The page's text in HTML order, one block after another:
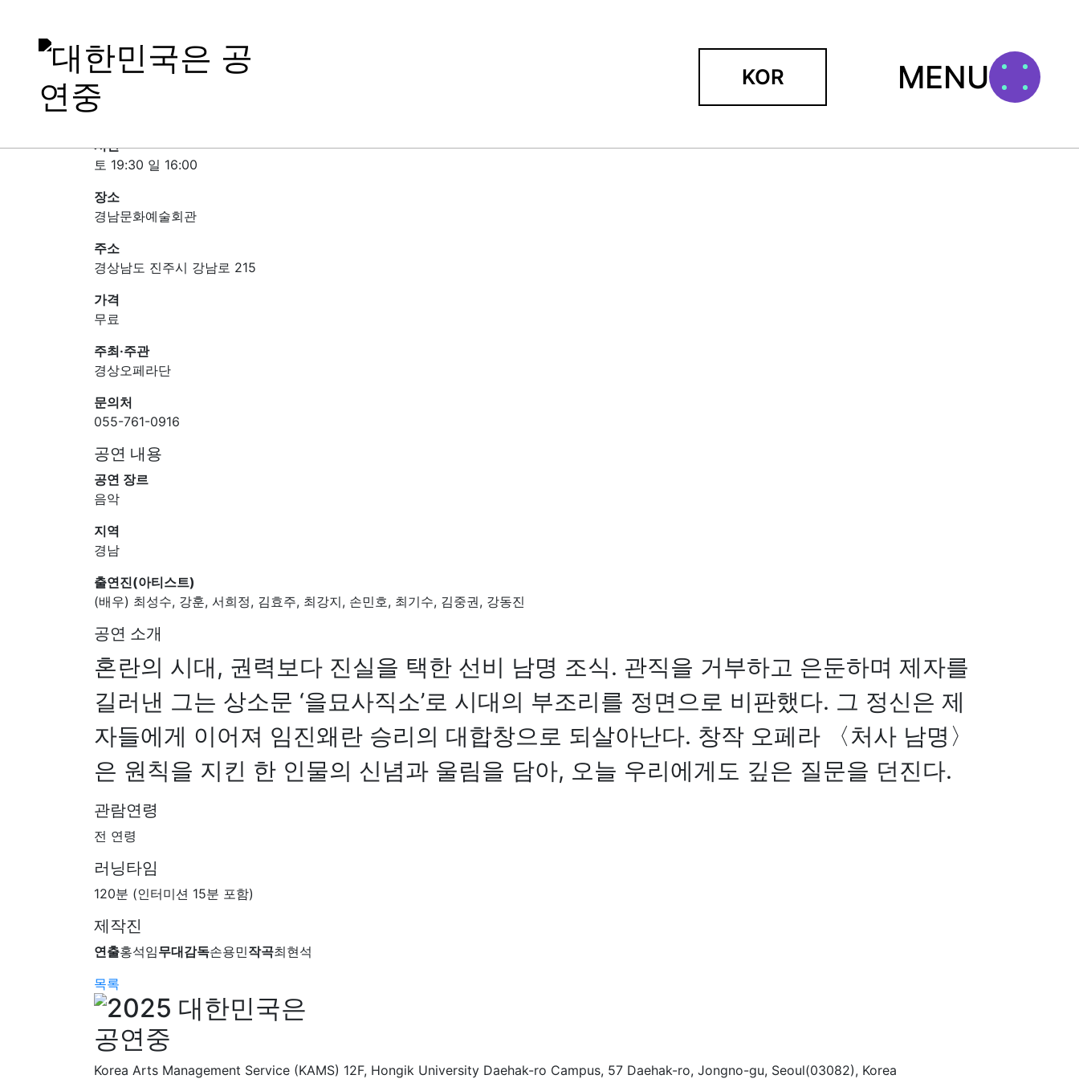
KOR MENU
처사 '남명'
일정
2025-11-08 ~ 2025-11-09
시간
토 19:30 일 16:00
장소
경남문화예술회관
주소
경상남도 진주시 강남로 215
가격
무료
주최·주관
경상오페라단
문의처
055-761-0916
공연 내용
공연 장르
음악
지역
경남
출연진(아티스트)
(배우) 최성수, 강훈, 서희정, 김효주, 최강지, 손민호, 최기수, 김중권, 강동진
공연 소개
혼란의 시대, 권력보다 진실을 택한 선비 남명 조식. 관직을 거부하고 은둔하며 제자를
길러낸 그는 상소문 ‘을묘사직소’로 시대의 부조리를 정면으로 비판했다. 그 정신은 제
자들에게 이어져 임진왜란 승리의 대합창으로 되살아난다. 창작 오페라 〈처사 남명〉
은 원칙을 지킨 한 인물의 신념과 울림을 담아, 오늘 우리에게도 깊은 질문을 던진다.
관람연령
전 연령
러닝타임
120분 (인터미션 15분 포함)
제작진
연출홍석임무대감독손용민작곡최현석
목록
Korea Arts Management Service (KAMS) 12F, Hongik University Daehak-ro Campus, 57 Daehak-ro, Jongno-gu, Seoul(03082), Korea